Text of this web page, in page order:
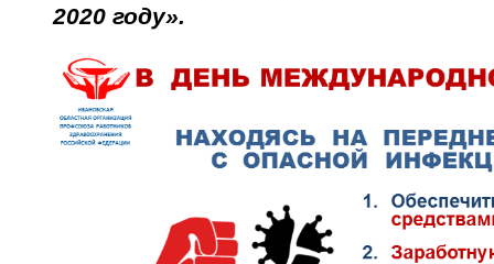
2020 году».